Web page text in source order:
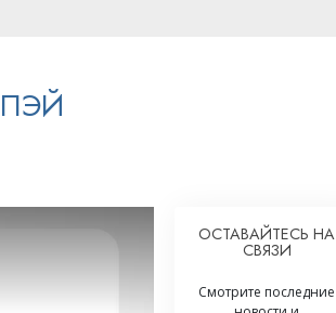
Вводные лекции
Шкала эмоциональных тонов
ОСТАВАЙТЕСЬ НА
СВЯЗИ
Смотрите последние